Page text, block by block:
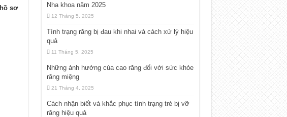
sơ
Nha khoa năm 2025
12 Tháng 5, 2025
Tình trạng răng bị đau khi nhai và cách xử lý hiệu
quả
11 Tháng 5, 2025
Những ảnh hưởng của cao răng đối với sức khỏe
răng miệng
21 Tháng 4, 2025
Cách nhận biết và khắc phục tình trạng trẻ bị vỡ
răng hiệu quả